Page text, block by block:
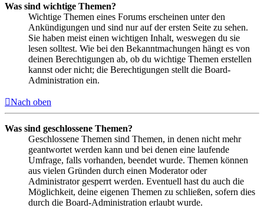
Was sind wichtige Themen?
Wichtige Themen eines Forums erscheinen unter den
Ankündigungen und sind nur auf der ersten Seite zu sehen.
Sie haben meist einen wichtigen Inhalt, weswegen du sie
lesen solltest. Wie bei den Bekanntmachungen hängt es von
deinen Berechtigungen ab, ob du wichtige Themen erstellen
kannst oder nicht; die Berechtigungen stellt die Board-
Administration ein.
Nach oben
Was sind geschlossene Themen?
Geschlossene Themen sind Themen, in denen nicht mehr
geantwortet werden kann und bei denen eine laufende
Umfrage, falls vorhanden, beendet wurde. Themen können
aus vielen Gründen durch einen Moderator oder
Administrator gesperrt werden. Eventuell hast du auch die
Möglichkeit, deine eigenen Themen zu schließen, sofern dies
durch die Board-Administration erlaubt wurde.